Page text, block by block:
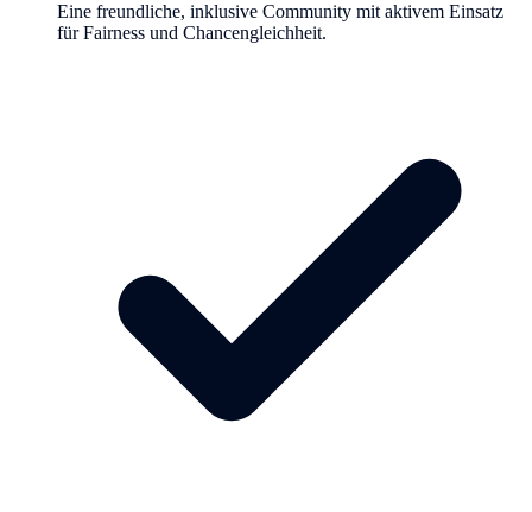
Eine freundliche, inklusive Community mit aktivem Einsatz
für Fairness und Chancengleichheit.